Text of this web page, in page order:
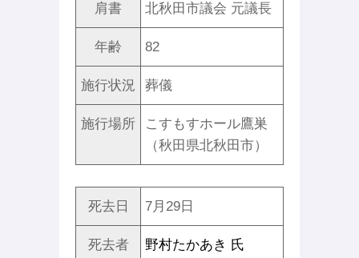
肩書 北秋田市議会 元議長
年齢 82
施行状況 葬儀
施行場所
こすもすホール鷹巣
（秋田県北秋田市）
死去日 7月29日
死去者 野村たかあき 氏